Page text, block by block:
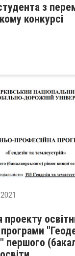
з
конкурсі
проекту
першого